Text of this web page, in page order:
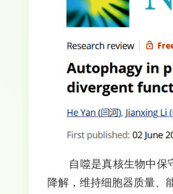
自噬是真核生物中保
降解，维持细胞器质量、